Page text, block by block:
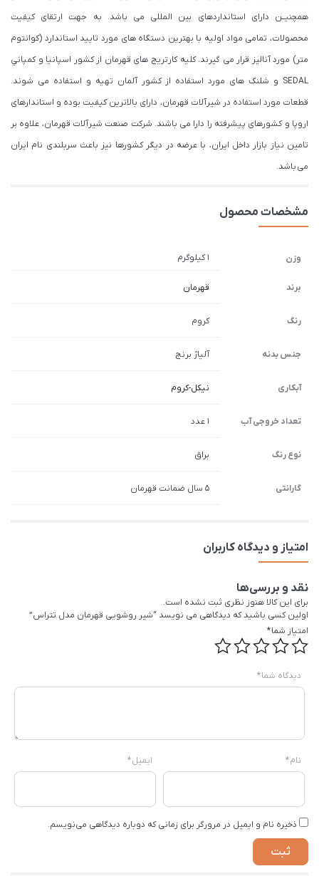
همچنیــن دارای استانداردهای بین المللی می باشد. به جهت ارتقای کیفیت
محصولات، تمامی مواد اولیه با بهترین دستگاه های مورد تایید استاندارد (كوانتوم
متر) مورد آنالیز قرار می گیرند. كليه كارتريج های قهرمان از كشور اسپانيا و كمپاني
SEDAL و شلنگ های مورد استفاده از کشور آلمان تهیه و استفاده می شوند.
قطعات مورد استفاده در شیرآلات قهرمان، دارای بالاترین کیفیت بوده و استاندارهای
اروپا و کشورهای پیشرفته را دارا می باشند. شرکت صنعت شیرآلات قهرمان، علاوه بر
تامین نیاز بازار داخل ایران، با عرضه در دیگر کشورها نیز باعث سربلندی نام ایران
می باشد.
مشخصات محصول
وزن 1 کیلوگرم
برند قهرمان
رنگ کروم
جنس بدنه آلیاژ برنج
آبکاری نیکل-کروم
تعداد خروجی آب 1 عدد
نوع رنگ براق
گارانتی 5 سال ضمانت قهرمان
امتیاز و دیدگاه کاربران
نقد و بررسی‌ها
برای این کالا هنوز نظری ثبت نشده است.
اولین کسی باشید که دیدگاهی می نویسد “شیر روشویی قهرمان مدل تتراس”
امتیاز شما*
دیدگاه شما*
نام* ایمیل*
ذخیره نام و ایمیل در مرورگر برای زمانی که دوباره دیدگاهی می‌نویسم.